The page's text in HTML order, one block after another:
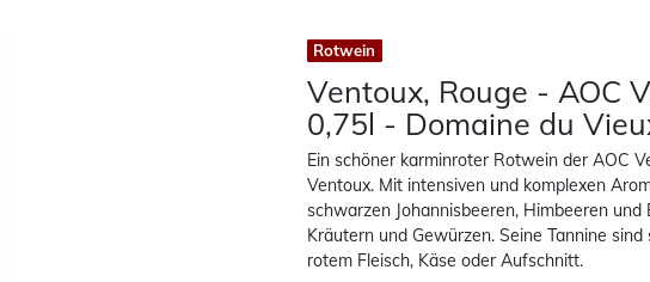
Rotwein
Ventoux, Rouge - AOC
0,75l - Domaine du
Ein schöner karminroter Rotwein der AOC
Ventoux. Mit intensiven und komplexen
schwarzen Johannisbeeren, Himbeeren
Kräutern und Gewürzen. Seine Tannine
rotem Fleisch, Käse oder Aufschnitt.